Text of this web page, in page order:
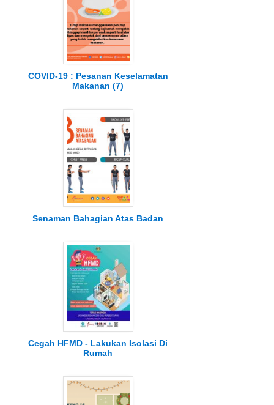
COVID-19 : Pesanan Keselamatan
Makanan (7)
Senaman Bahagian Atas Badan
Cegah HFMD - Lakukan Isolasi Di
Rumah